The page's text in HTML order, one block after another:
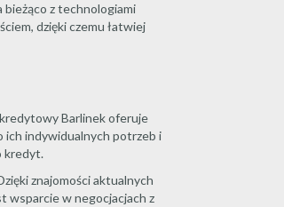
z technologiami
dzięki czemu łatwiej
Barlinek oferuje
ich indywidualnych potrzeb i
kredyt.
znajomości aktualnych
wsparcie w negocjacjach z